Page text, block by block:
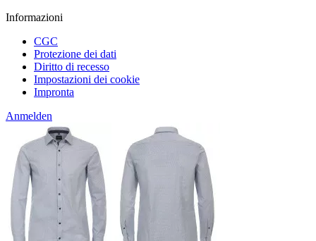
Informazioni
CGC
Protezione dei dati
Diritto di recesso
Impostazioni dei cookie
Impronta
Anmelden